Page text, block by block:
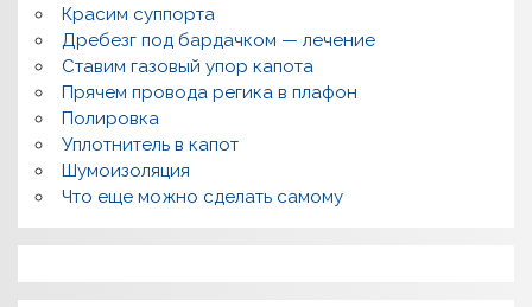
Красим суппорта
Дребезг под бардачком — лечение
Ставим газовый упор капота
Прячем провода регика в плафон
Полировка
Уплотнитель в капот
Шумоизоляция
Что еще можно сделать самому